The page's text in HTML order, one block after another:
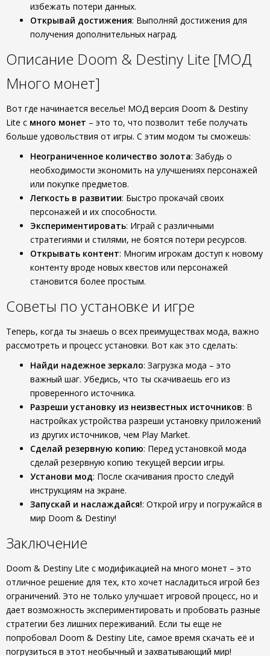
избежать потери данных.
Открывай достижения: Выполняй достижения для
получения дополнительных наград.
Описание Doom & Destiny Lite [МОД
Много монет]
Вот где начинается веселье! МОД версия Doom & Destiny
Lite с много монет – это то, что позволит тебе получать
больше удовольствия от игры. С этим модом ты сможешь:
Неограниченное количество золота: Забудь о
необходимости экономить на улучшениях персонажей
или покупке предметов.
Легкость в развитии: Быстро прокачай своих
персонажей и их способности.
Экспериментировать: Играй с различными
стратегиями и стилями, не боятся потери ресурсов.
Открывать контент: Многим игрокам доступ к новому
контенту вроде новых квестов или персонажей
становится более простым.
Советы по установке и игре
Теперь, когда ты знаешь о всех преимуществах мода, важно
рассмотреть и процесс установки. Вот как это сделать:
Найди надежное зеркало: Загрузка мода – это
важный шаг. Убедись, что ты скачиваешь его из
проверенного источника.
Разреши установку из неизвестных источников: В
настройках устройства разреши установку приложений
из других источников, чем Play Market.
Сделай резервную копию: Перед установкой мода
сделай резервную копию текущей версии игры.
Установи мод: После скачивания просто следуй
инструкциям на экране.
Запускай и наслаждайся!: Открой игру и погружайся в
мир Doom & Destiny!
Заключение
Doom & Destiny Lite с модификацией на много монет – это
отличное решение для тех, кто хочет насладиться игрой без
ограничений. Это не только улучшает игровой процесс, но и
дает возможность экспериментировать и пробовать разные
стратегии без лишних переживаний. Если ты еще не
попробовал Doom & Destiny Lite, самое время скачать её и
погрузиться в этот необычный и захватывающий мир!